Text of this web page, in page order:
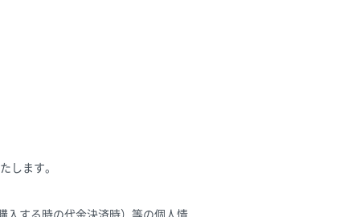
します。
入する時の代金決済時）等の個人情